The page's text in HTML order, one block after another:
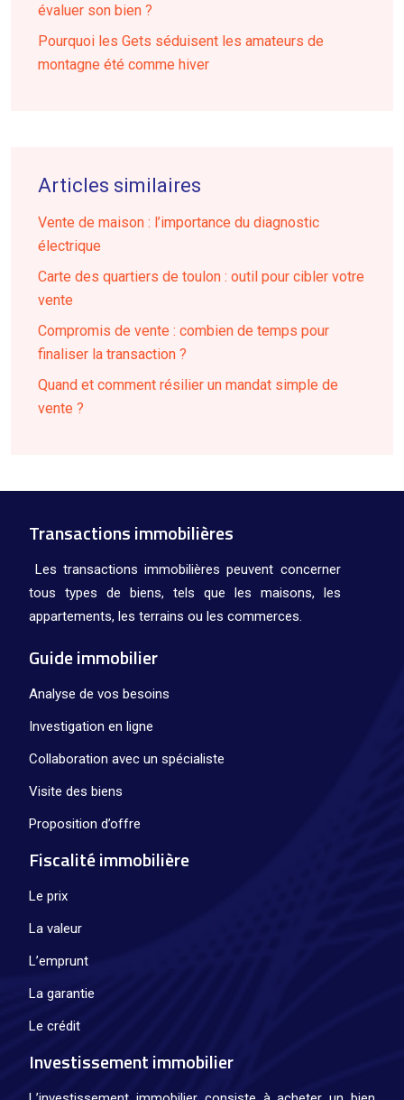
évaluer son bien ?
Pourquoi les Gets séduisent les amateurs de
montagne été comme hiver
Articles similaires
Vente de maison : l’importance du diagnostic
électrique
Carte des quartiers de toulon : outil pour cibler votre
vente
Compromis de vente : combien de temps pour
finaliser la transaction ?
Quand et comment résilier un mandat simple de
vente ?
Transactions immobilières
Les transactions immobilières peuvent concerner
tous types de biens, tels que les maisons, les
appartements, les terrains ou les commerces.
Guide immobilier
Analyse de vos besoins
Investigation en ligne
Collaboration avec un spécialiste
Visite des biens
Proposition d’offre
Fiscalité immobilière
Le prix
La valeur
L’emprunt
La garantie
Le crédit
Investissement immobilier